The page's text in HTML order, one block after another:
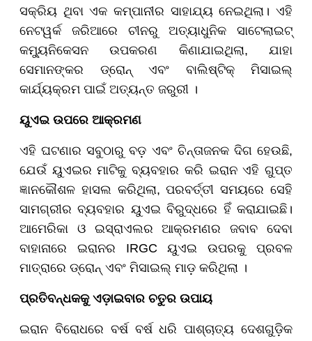
ସକ୍ରିୟ ଥିବା ଏକ କମ୍ପାନୀର ସାହାଯ୍ୟ ନେଇଥିଲା। ଏହି
ନେଟୱର୍କ ଜରିଆରେ ଚୀନରୁ ଅତ୍ୟାଧୁନିକ ସାଟେଲାଇଟ୍
କମ୍ୟୁନିକେସନ ଉପକରଣ କିଣାଯାଇଥିଲା, ଯାହା
ସେମାନଙ୍କର ଡ୍ରୋନ୍ ଏବଂ ବାଲିଷ୍ଟିକ୍ ମିସାଇଲ୍
କାର୍ଯ୍ୟକ୍ରମ ପାଇଁ ଅତ୍ୟନ୍ତ ଜରୁରୀ ।
ୟୁଏଇ ଉପରେ ଆକ୍ରମଣ
ଏହି ଘଟଣାର ସବୁଠାରୁ ବଡ଼ ଏବଂ ଚିନ୍ତାଜନକ ଦିଗ ହେଉଛି,
ଯେଉଁ ୟୁଏଇର ମାଟିକୁ ବ୍ୟବହାର କରି ଇରାନ ଏହି ଗୁପ୍ତ
ଜ୍ଞାନକୌଶଳ ହାସଲ କରିଥିଲା, ପରବର୍ତ୍ତୀ ସମୟରେ ସେହି
ସାମଗ୍ରୀର ବ୍ୟବହାର ୟୁଏଇ ବିରୁଦ୍ଧରେ ହିଁ କରାଯାଇଛି।
ଆମେରିକା ଓ ଇସ୍ରାଏଲର ଆକ୍ରମଣର ଜବାବ ଦେବା
ବାହାନାରେ ଇରାନର IRGC ୟୁଏଇ ଉପରକୁ ପ୍ରବଳ
ମାତ୍ରାରେ ଡ୍ରୋନ୍ ଏବଂ ମିସାଇଲ୍ ମାଡ଼ କରିଥିଲା ।
ପ୍ରତିବନ୍ଧକକୁ ଏଡ଼ାଇବାର ଚତୁର ଉପାୟ
ଇରାନ ବିରୋଧରେ ବର୍ଷ ବର୍ଷ ଧରି ପାଶ୍ଚାତ୍ୟ ଦେଶଗୁଡ଼ିକ